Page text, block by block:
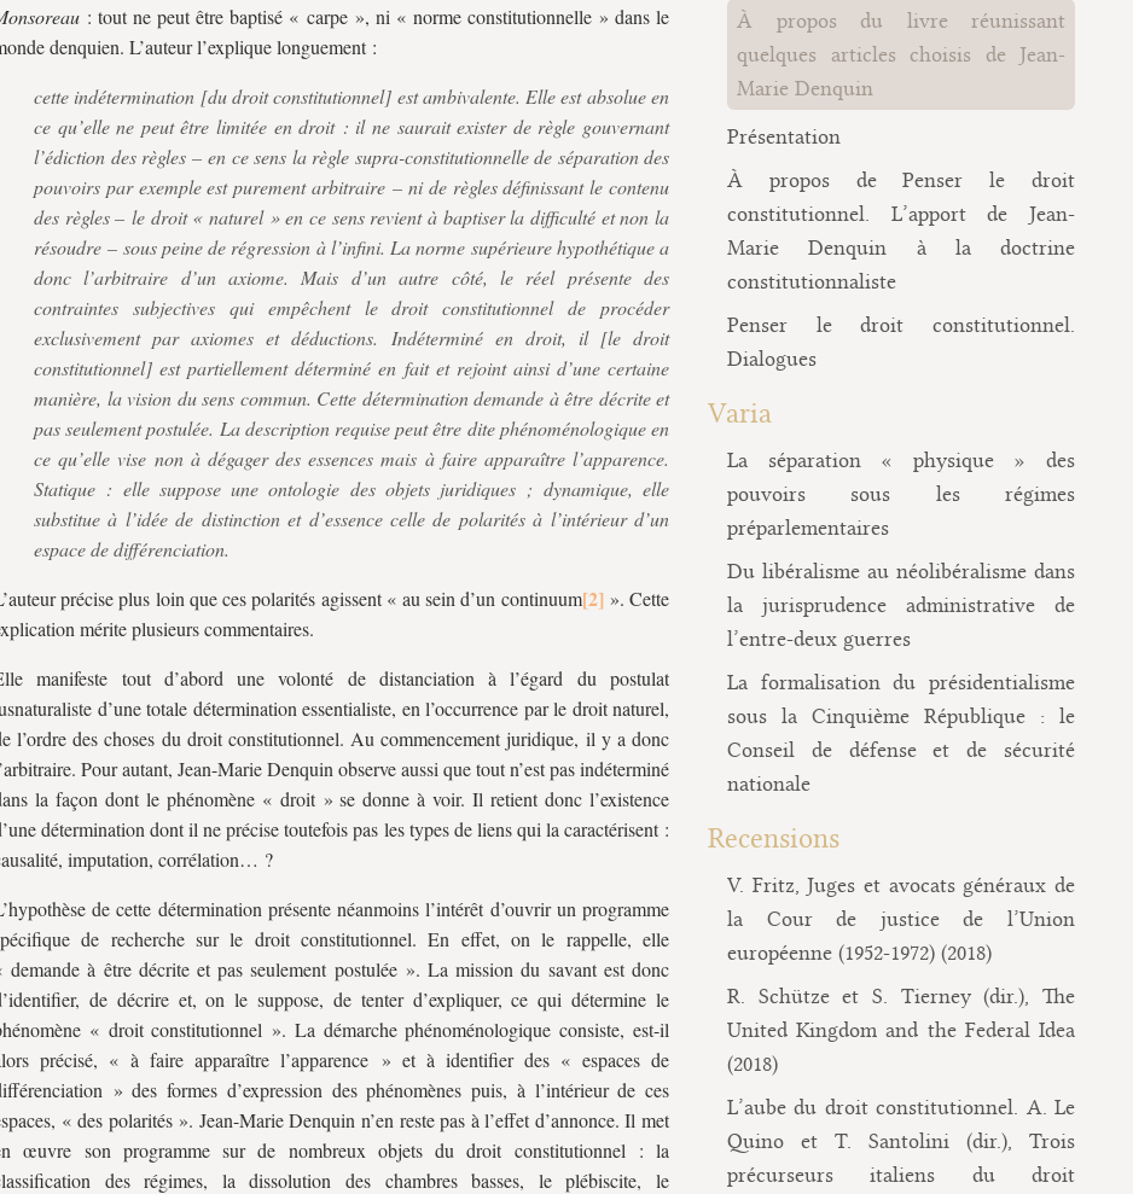
: tout ne peut être baptisé « carpe », ni « norme constitutionnelle » dans le
denquien. L’auteur l’explique longuement :
cette indétermination [du droit constitutionnel] est ambivalente. Elle est absolue en
ce qu’elle ne peut être limitée en droit : il ne saurait exister de règle gouvernant
l’édiction des règles – en ce sens la règle supra-constitutionnelle de séparation des
pouvoirs par exemple est purement arbitraire – ni de règles définissant le contenu
des règles – le droit « naturel » en ce sens revient à baptiser la difficulté et non la
résoudre – sous peine de régression à l’infini. La norme supérieure hypothétique a
donc l’arbitraire d’un axiome. Mais d’un autre côté, le réel présente des
contraintes subjectives qui empêchent le droit constitutionnel de procéder
exclusivement par axiomes et déductions. Indéterminé en droit, il [le droit
constitutionnel] est partiellement déterminé en fait et rejoint ainsi d’une certaine
manière, la vision du sens commun. Cette détermination demande à être décrite et
pas seulement postulée. La description requise peut être dite phénoménologique en
ce qu’elle vise non à dégager des essences mais à faire apparaître l’apparence.
Statique : elle suppose une ontologie des objets juridiques ; dynamique, elle
substitue à l’idée de distinction et d’essence celle de polarités à l’intérieur d’un
espace de différenciation.
précise plus loin que ces polarités agissent « au sein d’un continuum
». Cette
mérite plusieurs commentaires.
manifeste tout d’abord une volonté de distanciation à l’égard du postulat
d’une totale détermination essentialiste, en l’occurrence par le droit naturel,
l’ordre des choses du droit constitutionnel. Au commencement juridique, il y a donc
Pour autant, Jean-Marie Denquin observe aussi que tout n’est pas indéterminé
la façon dont le phénomène « droit » se donne à voir. Il retient donc l’existence
détermination dont il ne précise toutefois pas les types de liens qui la caractérisent :
imputation, corrélation… ?
de cette détermination présente néanmoins l’intérêt d’ouvrir un programme
de recherche sur le droit constitutionnel. En effet, on le rappelle, elle
demande à être décrite et pas seulement postulée ». La mission du savant est donc
de décrire et, on le suppose, de tenter d’expliquer, ce qui détermine le
« droit constitutionnel ». La démarche phénoménologique consiste, est-il
précisé, « à faire apparaître l’apparence » et à identifier des « espaces de
» des formes d’expression des phénomènes puis, à l’intérieur de ces
« des polarités ». Jean-Marie Denquin n’en reste pas à l’effet d’annonce. Il met
œuvre son programme sur de nombreux objets du droit constitutionnel : la
des régimes, la dissolution des chambres basses, le plébiscite, le
À propos du livre réunissant
quelques articles choisis de Jean-
Marie Denquin
Présentation
À propos de Penser le droit
constitutionnel. L’apport de Jean-
Marie Denquin à la doctrine
constitutionnaliste
Penser le droit constitutionnel.
Dialogues
Varia
La séparation « physique » des
pouvoirs sous les régimes
préparlementaires
Du libéralisme au néolibéralisme dans
la jurisprudence administrative de
l’entre-deux guerres
La formalisation du présidentialisme
sous la Cinquième République : le
Conseil de défense et de sécurité
nationale
Recensions
V. Fritz, Juges et avocats généraux de
la Cour de justice de l’Union
européenne (1952-1972) (2018)
R. Schütze et S. Tierney (dir.), The
United Kingdom and the Federal Idea
(2018)
L’aube du droit constitutionnel. A. Le
Quino et T. Santolini (dir.), Trois
précurseurs italiens du droit